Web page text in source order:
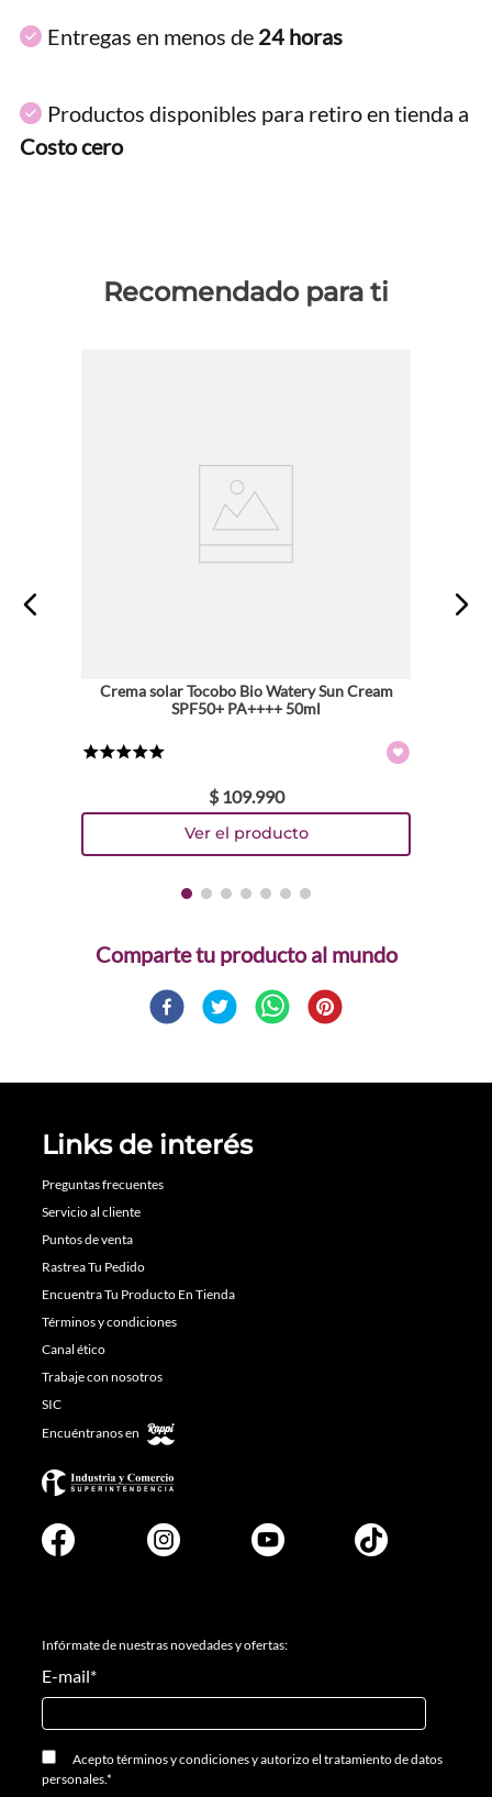
Entregas en menos de 24 horas
Productos disponibles para retiro en tienda a
Costo cero
Recomendado para ti
Crema solar Tocobo Bio Watery Sun Cream
SPF50+ PA++++ 50ml
$ 109.990
Comparte
Links de interés
Preguntas frecuentes
Servicio al cliente
Puntos de venta
Rastrea Tu Pedido
Encuentra Tu Producto En Tienda
Términos y condiciones
Canal ético
Trabaje con nosotros
SIC
Encuéntranos en
Infórmate de nuestras novedades y ofertas:
E-mail*
Aceptotérminos y condicionesyautorizo el tratamiento de datos
personales.*